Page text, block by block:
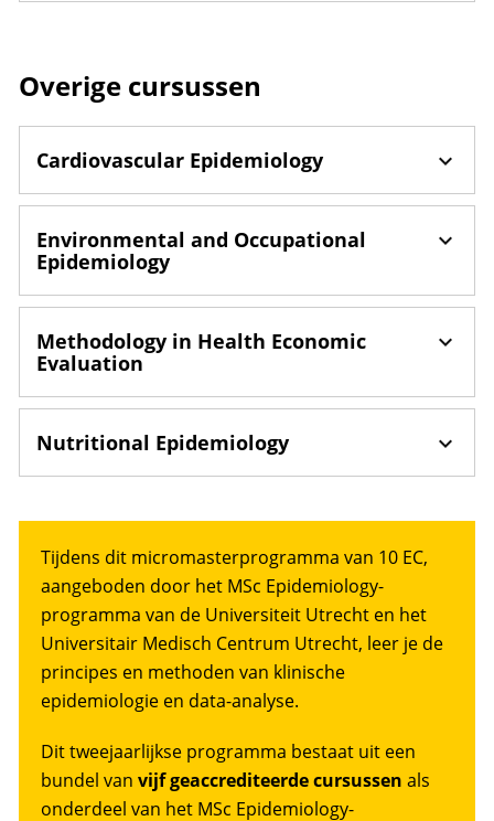
Overige cursussen
Cardiovascular Epidemiology
Environmental and Occupational
Epidemiology
Methodology in Health Economic
Evaluation
Nutritional Epidemiology
Tijdens dit micromasterprogramma van 10 EC,
aangeboden door het MSc Epidemiology-
programma van de Universiteit Utrecht en het
Universitair Medisch Centrum Utrecht, leer je de
principes en methoden van klinische
epidemiologie en data-analyse.
Dit tweejaarlijkse programma bestaat uit een
bundel van vijf geaccrediteerde cursussen als
onderdeel van het MSc Epidemiology-